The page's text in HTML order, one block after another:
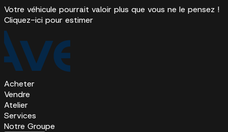
Votre véhicule pourrait valoir plus que vous ne le pensez !
Cliquez-ici pour estimer
Acheter
Vendre
Atelier
Services
Notre Groupe